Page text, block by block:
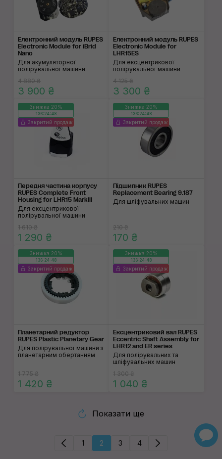
Електронний модуль RUPES
Electronic Module for iBrid
Nano
Для акумуляторної
полірувальної машини
4 880 ₴
3 900 ₴
Електронний модуль RUPES
Electronic Module for
LHR15ES
Для ексцентрикової
полірувальної машини
4 125 ₴
3 300 ₴
Знижка 20%
136:24:48
Закритий продаж
Передня частина кор­пусу
RUPES Complete Front
Housing for LHR15 MarkIII
Для ексцентрикової
полірувальної машини
1 610 ₴
1 290 ₴
Знижка 20%
136:24:48
Закритий продаж
Підшипник RUPES
Replacement Bearing 9.187
Для шліфувальних машин
210 ₴
170 ₴
Знижка 20%
136:24:48
Закритий продаж
Планетарний редуктор
RUPES Plastic Planetary Gear
Для полірувальної машини з
планетарним обертанням
1 775 ₴
1 420 ₴
Знижка 20%
136:24:48
Закритий продаж
Ексцентриковий вал RUPES
Eccentric Shaft Assembly for
LHR12 and ER series
Для полірувальних та
шліфувальних машин
1 300 ₴
1 040 ₴
Показати ще
1 2 3 4